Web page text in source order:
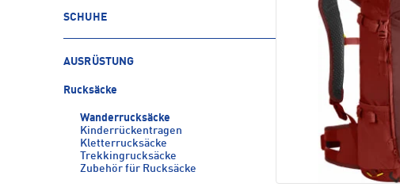
SCHUHE
AUSRÜSTUNG
Rucksäcke
Wanderrucksäcke
Kinderrückentragen
Kletterrucksäcke
Trekkingrucksäcke
Zubehör für Rucksäcke